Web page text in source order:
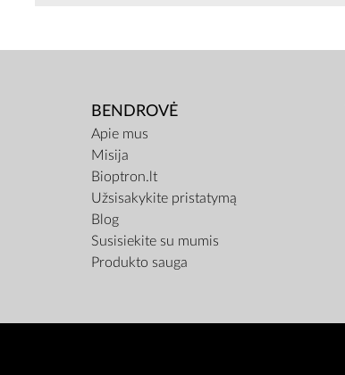
BENDROVĖ
Apie mus
Misija
Bioptron.lt
Užsisakykite pristatymą
Blog
Susisiekite su mumis
Produkto sauga